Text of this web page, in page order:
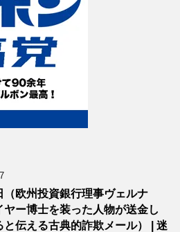
（欧州投資銀行理事ヴェルナ
ヤー博士を装った人物が送金し
と伝える古典的詐欺メール） | 迷